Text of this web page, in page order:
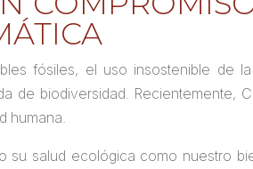
fósiles, el uso insostenible de
de biodiversidad. Recientemente,
humana.
su salud ecológica como nuestro